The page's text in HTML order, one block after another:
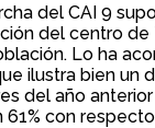
del CAI 9
del centro de
Lo ha
ilustra bien un
del año
con